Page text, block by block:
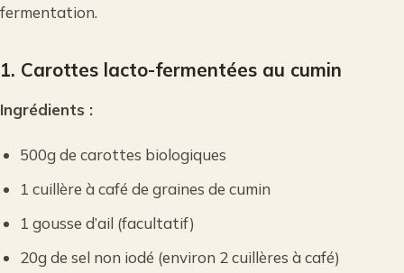
fermentation.
1. Carottes lacto-fermentées au cumin
Ingrédients :
500g de carottes biologiques
1 cuillère à café de graines de cumin
1 gousse d’ail (facultatif)
20g de sel non iodé (environ 2 cuillères à café)